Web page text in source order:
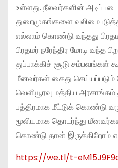
உள்ளது. நீலவர்களின்
துறைமுகங்களை
எல்லாம் கொண்டு வந்தது
பிரதமர் நரேந்திர மோடி வந்த
துப்பாக்கிச் சூடு சம்பவங்கள்
மீனவர்கள் கைது செய்யப்படும்
வெளியூரவு மத்திய
பத்திரமாக மீட்டுக் கொண்டு
மூலியமாக தொடர்ந்து
கொண்டு தான் இருக்கிறோம்
https://we.tl/t-